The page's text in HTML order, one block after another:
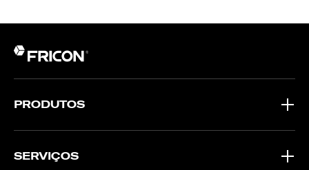
PRODUTOS
SERVIÇOS